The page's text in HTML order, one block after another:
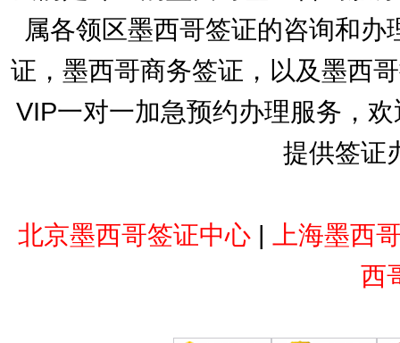
属各领区墨西哥签证的咨询和
证，墨西哥商务签证，以及墨西
VIP一对一加急预约办理服务，
提供签证
北京墨西哥签证中心|
上海墨西
西